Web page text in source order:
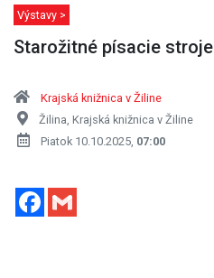
Výstavy >
Starožitné písacie stroje
Krajská knižnica v Žiline
Žilina, Krajská knižnica v Žiline
Piatok 10.10.2025, 07:00
Facebook